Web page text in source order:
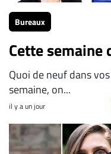
Bureaux
Cette semaine
Quoi de neuf dans
semaine, on...
il y a un jour